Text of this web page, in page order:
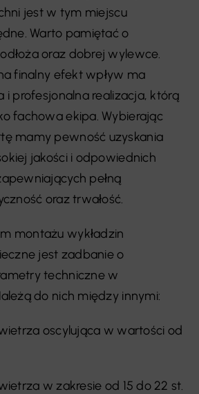
jest w tym miejscu
Warto pamiętać o
oraz dobrej wylewce.
finalny efekt wpływ ma
i profesjonalna realizacja, którą
fachowa ekipa. Wybierając
mamy pewność uzyskania
jakości i odpowiednich
pełną
oraz trwałość.
montażu wykładzin
jest zadbanie o
techniczne w
do nich między innymi:
oscylująca w wartości od
w zakresie od 15 do 22 st.